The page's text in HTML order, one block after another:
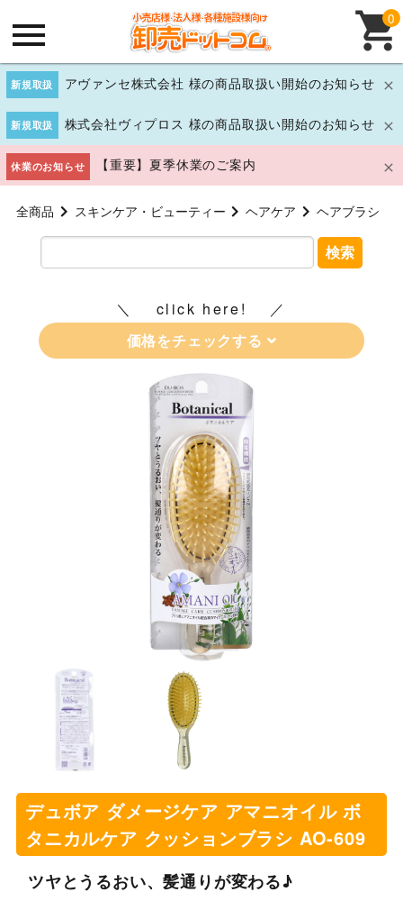
新規取扱 アヴァンセ株式会社 様の商品取扱い開始のお知らせ
新規取扱 株式会社ヴィプロス 様の商品取扱い開始のお知らせ
休業のお知らせ 【重要】夏季休業のご案内
0
全商品 スキンケア・ビューティー ヘアケア ヘアブラシ
検索
click here!
価格をチェックする
デュボア ダメージケア アマニオイル ボ
タニカルケア クッションブラシ AO-609
ツヤとうるおい、髪通りが変わる♪